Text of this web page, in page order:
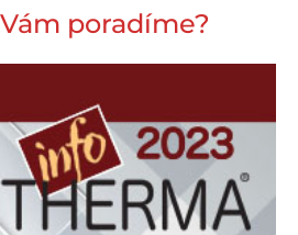
poradíme?